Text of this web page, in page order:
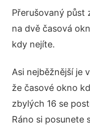
Přerušovaný půst
na dvě časová
kdy nejíte.
Asi nejběžnější je
že časové okno
zbylých 16 se
Ráno si posunete